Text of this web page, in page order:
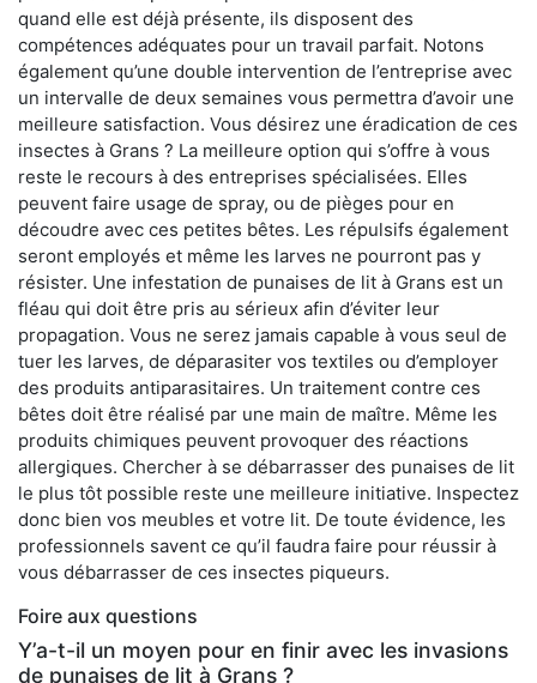
quand elle est déjà présente, ils disposent des
compétences adéquates pour un travail parfait. Notons
également qu’une double intervention de l’entreprise avec
un intervalle de deux semaines vous permettra d’avoir une
meilleure satisfaction. Vous désirez une éradication de ces
insectes à Grans ? La meilleure option qui s’offre à vous
reste le recours à des entreprises spécialisées. Elles
peuvent faire usage de spray, ou de pièges pour en
découdre avec ces petites bêtes. Les répulsifs également
seront employés et même les larves ne pourront pas y
résister. Une infestation de punaises de lit à Grans est un
fléau qui doit être pris au sérieux afin d’éviter leur
propagation. Vous ne serez jamais capable à vous seul de
tuer les larves, de déparasiter vos textiles ou d’employer
des produits antiparasitaires. Un traitement contre ces
bêtes doit être réalisé par une main de maître. Même les
produits chimiques peuvent provoquer des réactions
allergiques. Chercher à se débarrasser des punaises de lit
le plus tôt possible reste une meilleure initiative. Inspectez
donc bien vos meubles et votre lit. De toute évidence, les
professionnels savent ce qu’il faudra faire pour réussir à
vous débarrasser de ces insectes piqueurs.
Foire aux questions
Y’a-t-il un moyen pour en finir avec les invasions
de punaises de lit à Grans ?